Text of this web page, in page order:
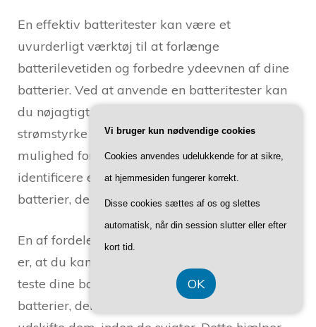
En effektiv batteritester kan være et
uvurderligt værktøj til at forlænge
batterilevetiden og forbedre ydeevnen af dine
batterier. Ved at anvende en batteritester kan
du nøjagtigt måle batteriets spænding,
strømstyrke og kapacitet. Dette giver dig
mulighed for at analysere resultaterne og
identificere eventuelle problemområder eller
batterier, der er ved at løbe tør for energi.
En af fordelene ved at anvende en batteritester
er, at du kan optimere batterilevetiden. Ved at
teste dine batterier kan du identificere de
batterier, der er ved at løbe tør for energi, og
Vi bruger kun nødvendige cookies
Cookies anvendes udelukkende for at sikre,
at hjemmesiden fungerer korrekt.
Disse cookies sættes af os og slettes
automatisk, når din session slutter eller efter
kort tid.
OK